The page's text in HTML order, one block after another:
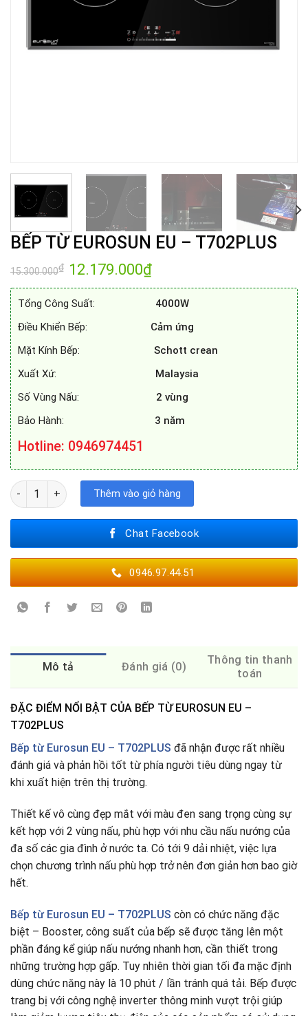
BẾP TỪ EUROSUN EU – T702PLUS
15.300.000₫ Giá
gốc
là:
15.300.000₫.
12.179.000₫Giá
tại
12.179.000₫.
Tổng Công Suất:
4000W
Điều Khiển Bếp: Cảm ứng
Mặt Kính Bếp: Schott crean
Xuất Xứ:
Malaysia
Số Vùng Nấu: 2 vùng
Bảo Hành: 3 năm
Hotline: 0946974451
BẾP TỪ EUROSUN EU - T702PLUS số lượng
Thêm vào giỏ hàng
Chat Facebook
0946.97.44.51
Mô tả Đánh giá (0)
Thông tin thanh
toán
ĐẶC ĐIỂM NỔI BẬT CỦA BẾP TỪ EUROSUN EU –
T702PLUS
Bếp từ Eurosun EU – T702PLUS đã nhận được rất nhiều
đánh giá và phản hồi tốt từ phía người tiêu dùng ngay từ
khi xuất hiện trên thị trường.
Thiết kế vô cùng đẹp mắt với màu đen sang trọng cùng sự
kết hợp với 2 vùng nấu, phù hợp với nhu cầu nấu nướng của
đa số các gia đình ở nước ta. Có tới 9 dải nhiệt, việc lựa
chọn chương trình nấu phù hợp trở nên đơn giản hơn bao giờ
hết.
Bếp từ Eurosun EU – T702PLUS còn có chức năng đặc
biệt – Booster, công suất của bếp sẽ được tăng lên một
phần đáng kể giúp nấu nướng nhanh hơn, cần thiết trong
những trường hợp gấp. Tuy nhiên thời gian tối đa mặc định
dùng chức năng này là 10 phút / lần tránh quá tải. Bếp được
trang bị với công nghệ inverter thông minh vượt trội giúp